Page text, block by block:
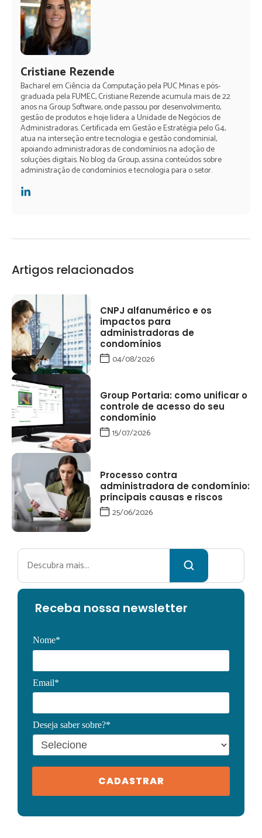
Cristiane Rezende
Bacharel em Ciência da Computação pela PUC Minas e pós-
graduada pela FUMEC, Cristiane Rezende acumula mais de 22
anos na Group Software, onde passou por desenvolvimento,
gestão de produtos e hoje lidera a Unidade de Negócios de
Administradoras. Certificada em Gestão e Estratégia pelo G4,
atua na interseção entre tecnologia e gestão condominial,
apoiando administradoras de condomínios na adoção de
soluções digitais. No blog da Group, assina conteúdos sobre
administração de condomínios e tecnologia para o setor.
Artigos relacionados
CNPJ alfanumérico e os
impactos para
administradoras de
condomínios
04/08/2026
Group Portaria: como unificar o
controle de acesso do seu
condomínio
15/07/2026
Processo contra
administradora de condomínio:
principais causas e riscos
25/06/2026
Pesquisar
Receba nossa newsletter
Nome*
Email*
Deseja saber sobre?*
CADASTRAR